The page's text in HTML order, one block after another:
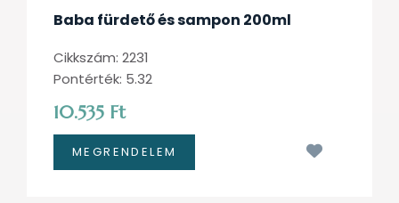
Baba fürdető és sampon 200ml
Cikkszám: 2231
Pontérték: 5.32
10.535 Ft